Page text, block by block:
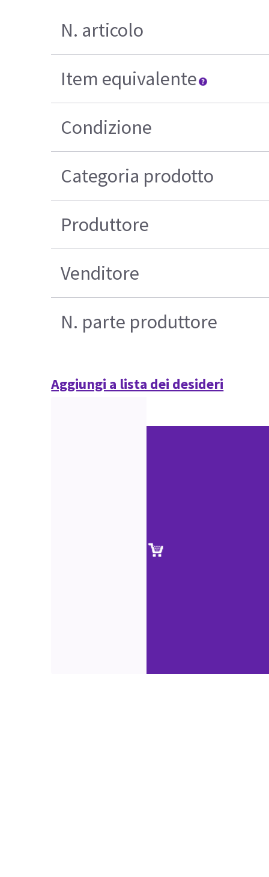
N. articolo
Item equivalente
Condizione
Categoria prodotto
Produttore
Venditore
N. parte produttore
Aggiungi a lista dei desideri